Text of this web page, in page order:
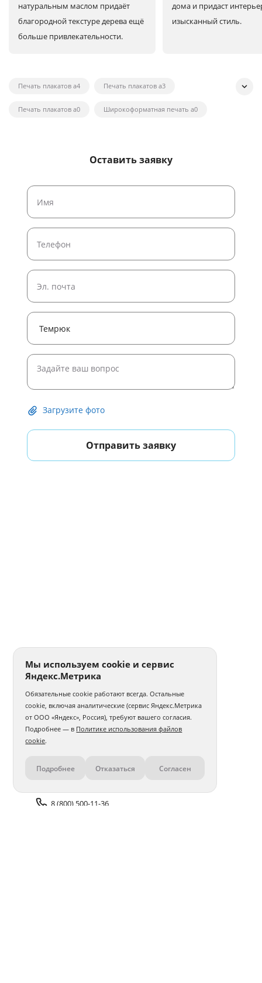
натуральным маслом придаёт
благородной текстуре дерева ещё
больше привлекательности.
дома и придаст
изысканный стиль.
Печать плакатов а4 Печать плакатов а3
Печать плакатов а0 Широкоформатная печать а0
Широкоформатная печать наклеек
Широкоформатная печать постеров
Широкоформатная печать рулонами
Печать плакатов формата A4
Печать плакатов и постеров
Печать черно белых постеров
Печать плакатов формата A1
Печать плакатов формата A0
Печать постера 50 на 50 на заказ
Печать постеров на холсте
Оставить заявку
Загрузите фото
Отправить заявку
Контакты
8 (800) 500-11-36
Мы используем cookie и сервис
Яндекс.Метрика
Обязательные cookie работают всегда. Остальные
cookie, включая аналитические (сервис Яндекс.Метрика
от ООО «Яндекс», Россия), требуют вашего согласия.
Подробнее — в Политике использования файлов
cookie.
Подробнее Отказаться Согласен